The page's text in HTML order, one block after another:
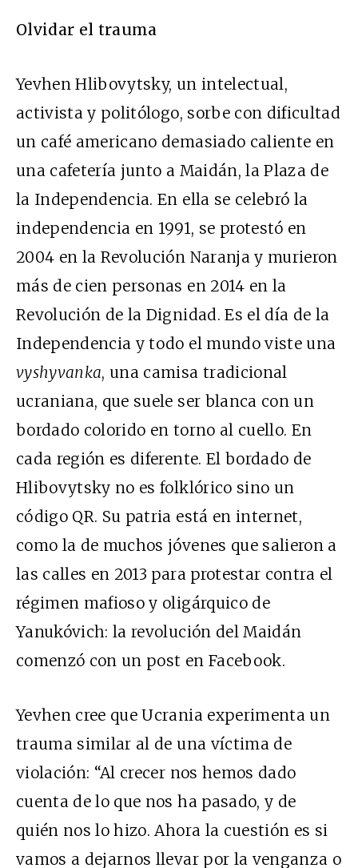
Olvidar el trauma
Yevhen Hlibovytsky, un intelectual,
activista y politólogo, sorbe con dificultad
un café americano demasiado caliente en
una cafetería junto a Maidán, la Plaza de
la Independencia. En ella se celebró la
independencia en 1991, se protestó en
2004 en la Revolución Naranja y murieron
más de cien personas en 2014 en la
Revolución de la Dignidad. Es el día de la
Independencia y todo el mundo viste una
vyshyvanka, una camisa tradicional
ucraniana, que suele ser blanca con un
bordado colorido en torno al cuello. En
cada región es diferente. El bordado de
Hlibovytsky no es folklórico sino un
código QR. Su patria está en internet,
como la de muchos jóvenes que salieron a
las calles en 2013 para protestar contra el
régimen mafioso y oligárquico de
Yanukóvich: la revolución del Maidán
comenzó con un post en Facebook.
Yevhen cree que Ucrania experimenta un
trauma similar al de una víctima de
violación: “Al crecer nos hemos dado
cuenta de lo que nos ha pasado, y de
quién nos lo hizo. Ahora la cuestión es si
vamos a dejarnos llevar por la venganza o